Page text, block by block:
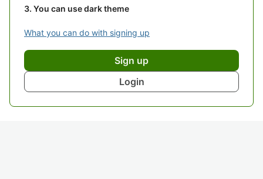
You can use dark theme
What you can do with signing up
Sign up
Login